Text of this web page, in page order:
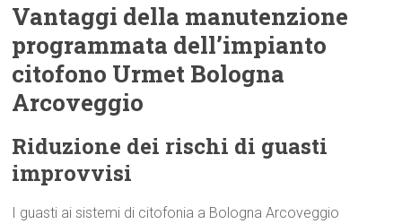
Vantaggi della manutenzione
programmata dell’impianto
citofono Urmet Bologna
Arcoveggio
Riduzione dei rischi di guasti
improvvisi
I guasti ai sistemi di citofonia a Bologna Arcoveggio